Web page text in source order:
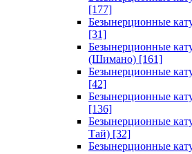
[177]
Безынерционные
[31]
Безынерционные
(Шимано) [161]
Безынерционные
[42]
Безынерционные
[136]
Безынерционные
Тай) [32]
Безынерционные